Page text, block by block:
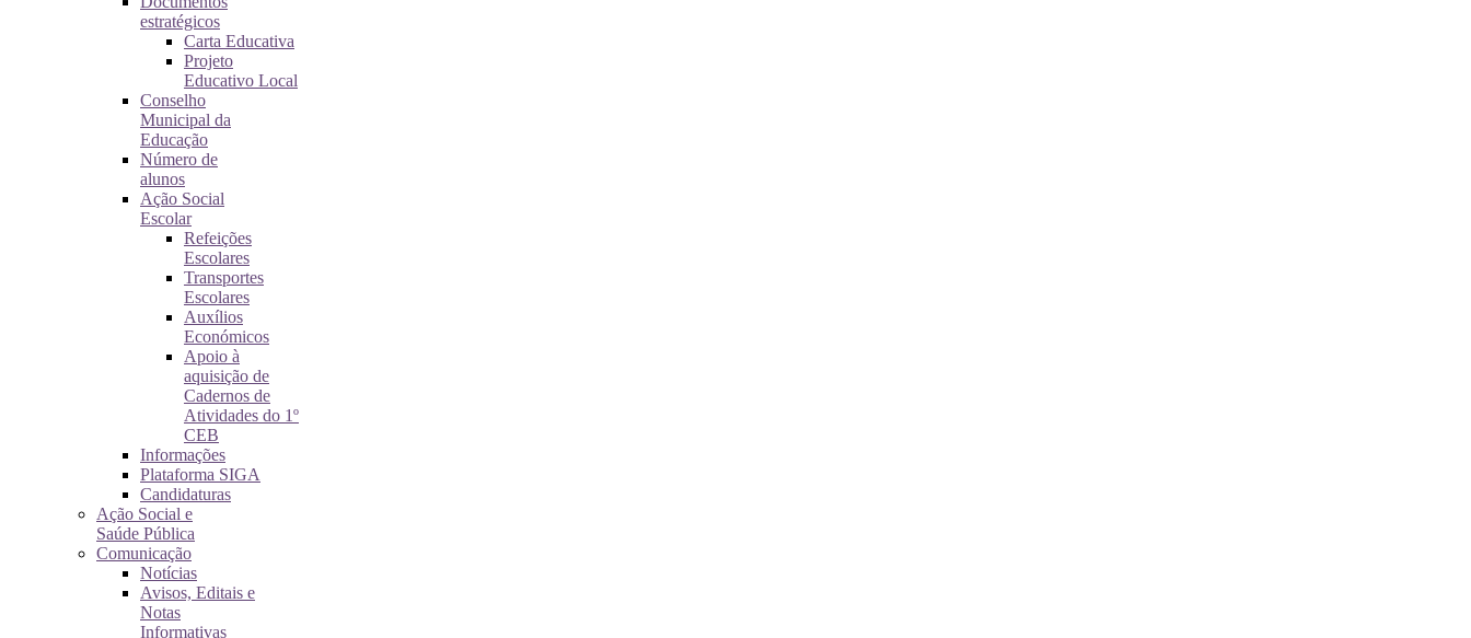
estratégicos
Carta Educativa
Projeto
Educativo Local
Conselho
Municipal da
Educação
Número de
alunos
Ação Social
Escolar
Refeições
Escolares
Transportes
Escolares
Auxílios
Económicos
Apoio à
aquisição de
Cadernos de
Atividades do 1º
CEB
Informações
Plataforma SIGA
Candidaturas
Ação Social e
Saúde Pública
Comunicação
Notícias
Avisos, Editais e
Notas
Informativas